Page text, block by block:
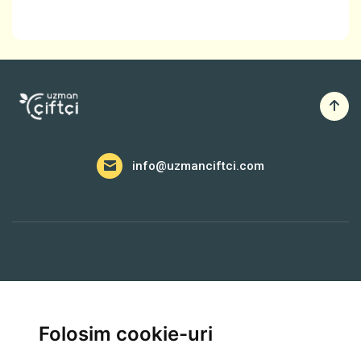
Folosim cookie-uri
info@uzmanciftci.com
Farmer API